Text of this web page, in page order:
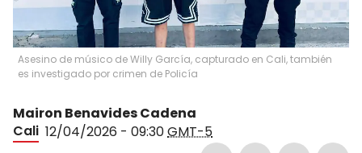
Asesino de músico de Willy García, capturado en Cali, también
es investigado por crimen de Policía
Mairon Benavides Cadena
Cali 12/04/2026 - 09:30GMT-5